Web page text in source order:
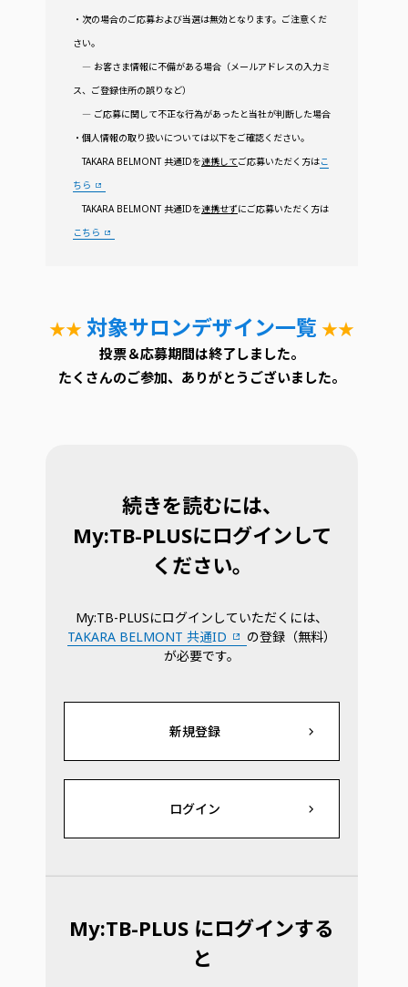
・次の場合のご応募および当選は無効となります。ご注意くだ
さい。
― お客さま情報に不備がある場合（メールアドレスの入力ミ
ス、ご登録住所の誤りなど）
― ご応募に関して不正な行為があったと当社が判断した場合
・個人情報の取り扱いについては以下をご確認ください。
TAKARA BELMONT 共通IDを連携してご応募いただく方はこ
ちら
TAKARA BELMONT 共通IDを連携せずにご応募いただく方は
こちら
★★ 対象サロンデザイン一覧 ★★
投票＆応募期間は終了しました。
たくさんのご参加、ありがとうございました。
続きを読むには、
My:TB-PLUSにログインして
ください。
My:TB-PLUSにログインしていただくには、
TAKARA BELMONT 共通ID
の登録（無料）
が必要です。
新規登録
ログイン
My:TB-PLUS にログインする
と